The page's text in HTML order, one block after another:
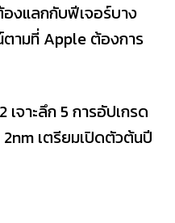
งแลกกับฟีเจอร์บาง
ตามที่ Apple ต้องการ
จาะลึก 5 การอัปเกรด
เตรียมเปิดตัวต้นปี